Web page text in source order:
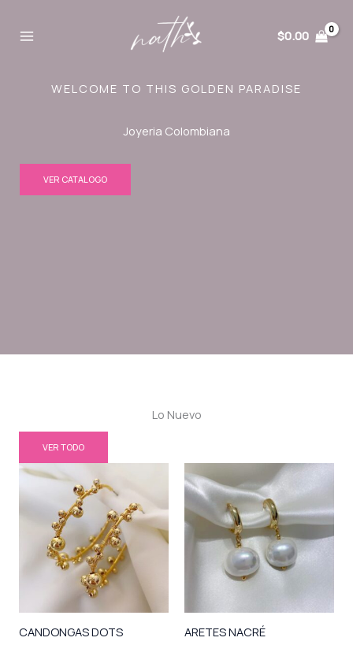
$0.00
WELCOME TO THIS GOLDEN PARADISE
Joyeria Colombiana
VER CATALOGO
Lo Nuevo
VER TODO
CANDONGAS DOTS ARETES NACRÉ